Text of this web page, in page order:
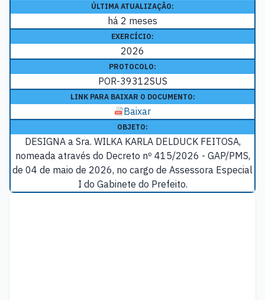
ÚLTIMA ATUALIZAÇÃO:
há 2 meses
EXERCÍCIO:
2026
PROTOCOLO:
POR-39312SUS
LINK PARA BAIXAR O DOCUMENTO:
Baixar
OBJETO:
DESIGNA a Sra. WILKA KARLA DELDUCK FEITOSA,
nomeada através do Decreto nº 415/2026 - GAP/PMS,
de 04 de maio de 2026, no cargo de Assessora Especial
I do Gabinete do Prefeito.